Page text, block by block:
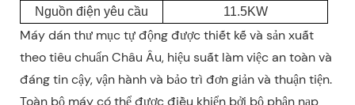
Nguồn điện yêu cầu
11.5KW
Máy dán thư mục tự động được thiết kế và sản xuất
theo tiêu chuẩn Châu Âu, hiệu suất làm việc an toàn và
đáng tin cậy, vận hành và bảo trì đơn giản và thuận tiện.
Toàn bộ máy có thể được điều khiển bởi bộ phận nạp